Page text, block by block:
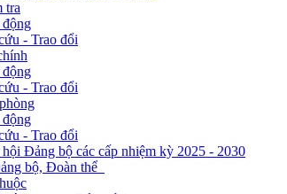
tra
- Trao đổi
- Trao đổi
- Trao đổi
Đảng bộ các cấp nhiệm kỳ 2025 - 2030
bộ, Đoàn thể